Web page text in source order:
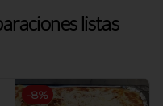
listas
-8%